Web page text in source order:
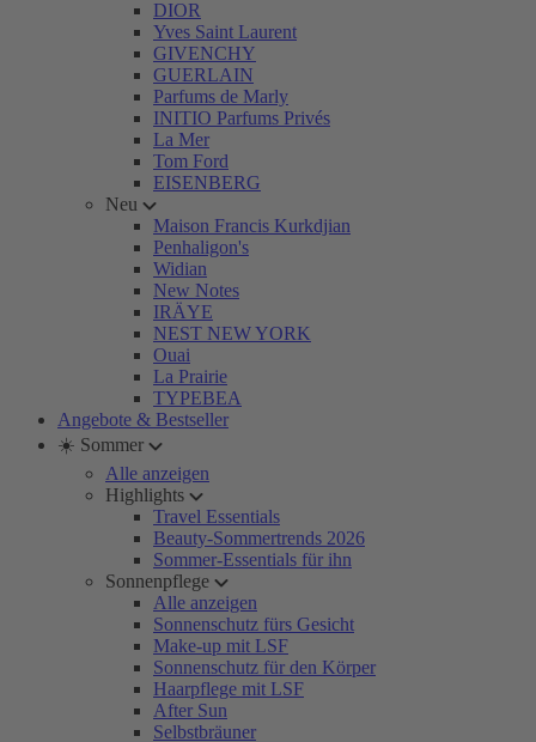
DIOR
Yves Saint Laurent
GIVENCHY
GUERLAIN
Parfums de Marly
INITIO Parfums Privés
La Mer
Tom Ford
EISENBERG
Neu
Maison Francis Kurkdjian
Penhaligon's
Widian
New Notes
IRÄYE
NEST NEW YORK
Ouai
La Prairie
TYPEBEA
Angebote & Bestseller
☀️ Sommer
Alle anzeigen
Highlights
Travel Essentials
Beauty-Sommertrends 2026
Sommer-Essentials für ihn
Sonnenpflege
Alle anzeigen
Sonnenschutz fürs Gesicht
Make-up mit LSF
Sonnenschutz für den Körper
Haarpflege mit LSF
After Sun
Selbstbräuner